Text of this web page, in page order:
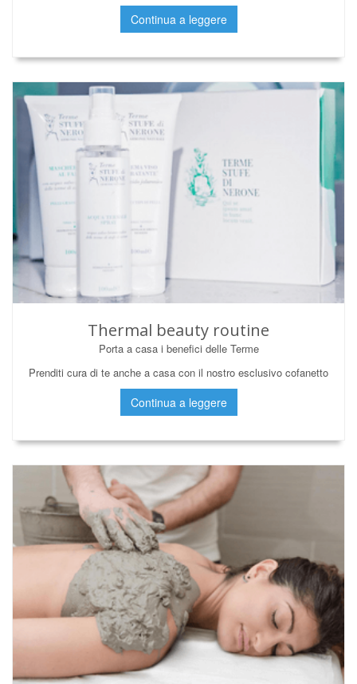
Continua a leggere
Thermal beauty routine
Porta a casa i benefici delle Terme
Prenditi cura di te anche a casa con il nostro esclusivo cofanetto
Continua a leggere